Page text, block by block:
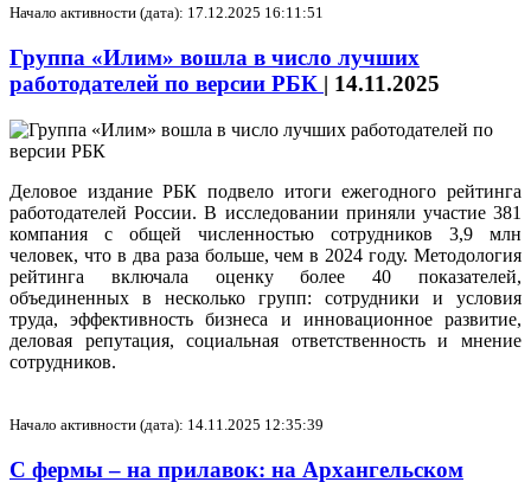
Начало активности (дата): 17.12.2025 16:11:51
Группа «Илим» вошла в число лучших
работодателей по версии РБК | 14.11.2025
Деловое издание РБК подвело итоги ежегодного рейтинга
работодателей России. В исследовании приняли участие 381
компания с общей численностью сотрудников 3,9 млн
человек, что в два раза больше, чем в 2024 году. Методология
рейтинга включала оценку более 40 показателей,
объединенных в несколько групп: сотрудники и условия
труда, эффективность бизнеса и инновационное развитие,
деловая репутация, социальная ответственность и мнение
сотрудников.
Начало активности (дата): 14.11.2025 12:35:39
С фермы – на прилавок: на Архангельском